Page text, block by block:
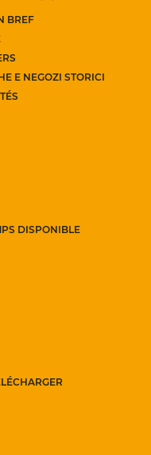
BREF
E NEGOZI STORICI
DISPONIBLE